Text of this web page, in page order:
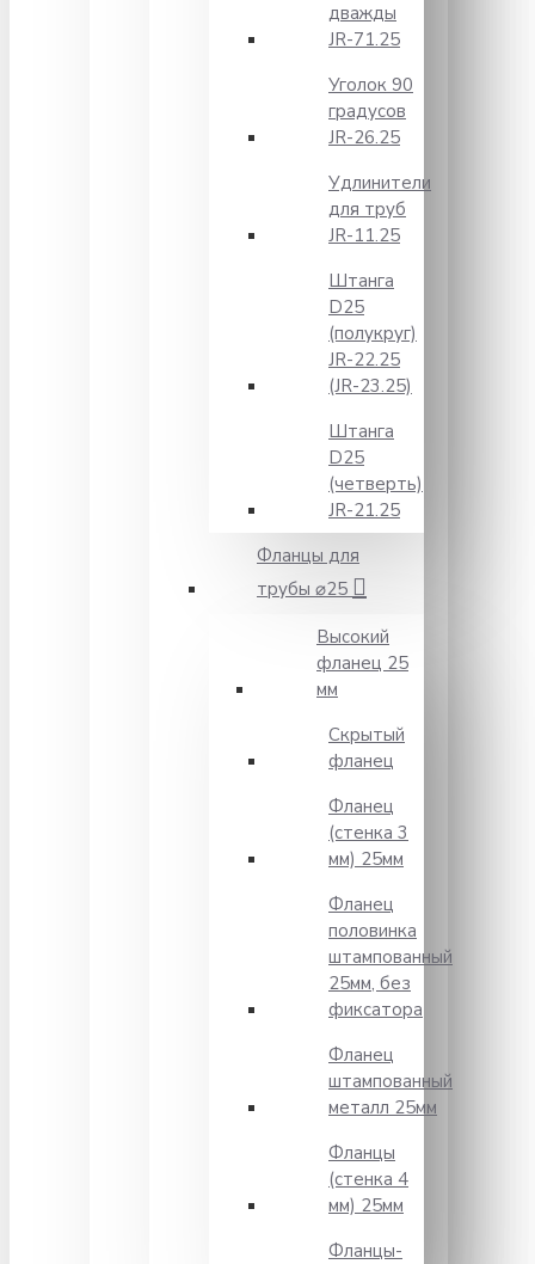
дважды
JR-71.25
Уголок 90
градусов
JR-26.25
Удлинители
для труб
JR-11.25
Штанга
D25
(полукруг)
JR-22.25
(JR-23.25)
Штанга
D25
(четверть)
JR-21.25
Фланцы для
трубы ⌀25
Высокий
фланец 25
мм
Скрытый
фланец
Фланец
(стенка 3
мм) 25мм
Фланец
половинка
штампованный
25мм, без
фиксатора
Фланец
штампованный
металл 25мм
Фланцы
(стенка 4
мм) 25мм
Фланцы-